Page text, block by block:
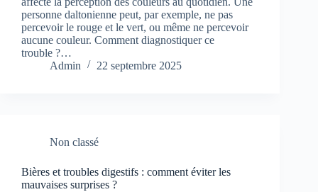
personne daltonienne peut, par exemple, ne pas
percevoir le rouge et le vert, ou même ne percevoir
aucune couleur. Comment diagnostiquer ce
trouble ?…
Admin
22 septembre 2025
Non classé
Bières et troubles digestifs : comment éviter les
mauvaises surprises ?